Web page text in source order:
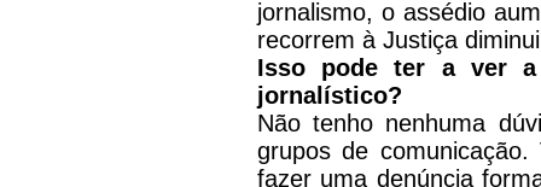
jornalismo, o assédio
recorrem à Justiça
Isso pode ter a ver a
jornalístico?
Não tenho nenhuma
grupos de
fazer uma denúncia